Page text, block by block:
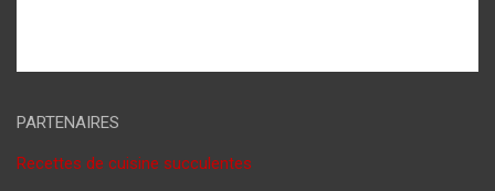
PARTENAIRES
Recettes de cuisine succulentes